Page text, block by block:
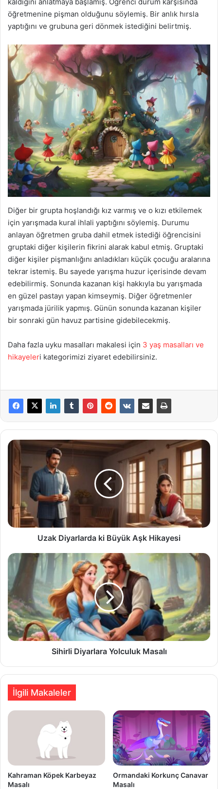
öğretmenine pişman olduğunu söylemiş. Bir anlık hırsla
yaptığını ve grubuna geri dönmek istediğini belirtmiş.
Diğer bir grupta hoşlandığı kız varmış ve o kızı etkilemek
için yarışmada kural ihlali yaptığını söylemiş. Durumu
anlayan öğretmen gruba dahil etmek istediği öğrencisini
gruptaki diğer kişilerin fikrini alarak kabul etmiş. Gruptaki
diğer kişiler pişmanlığını anladıkları küçük çocuğu aralarına
tekrar istemiş. Bu sayede yarışma huzur içerisinde devam
edebilirmiş. Sonunda kazanan kişi hakkıyla bu yarışmada
en güzel pastayı yapan kimseymiş. Diğer öğretmenler
yarışmada jürilik yapmış. Günün sonunda kazanan kişiler
bir sonraki gün havuz partisine gidebilecekmiş.
Daha fazla uyku masalları makalesi için 3 yaş masalları ve
hikayeleri kategorimizi ziyaret edebilirsiniz.
Uzak
Diyarlarda
Büyük
Aşk
Hikayesi
Uzak Diyarlarda ki Büyük Aşk Hikayesi
Sihirli
Diyarlara
Yolculuk
Masalı
Sihirli Diyarlara Yolculuk Masalı
İlgili Makaleler
Kahraman Köpek Karbeyaz
Masalı
Ormandaki Korkunç Canavar
Masalı